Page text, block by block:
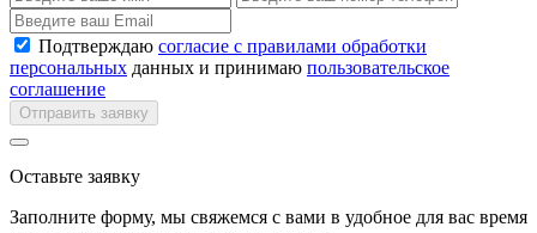
Подтверждаю согласие с правилами обработки
персональных данных и принимаю пользовательское
соглашение
Отправить заявку
Оставьте заявку
Заполните форму, мы свяжемся с вами в удобное для вас время